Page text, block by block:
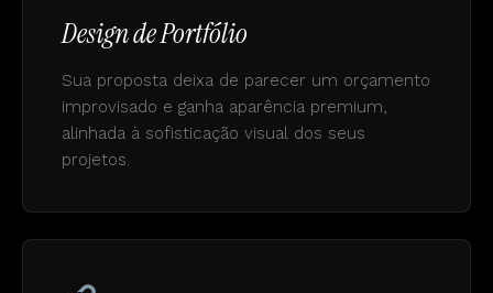
Design de Portfólio
Sua proposta deixa de parecer um orçamento
improvisado e ganha aparência premium,
alinhada à sofisticação visual dos seus
projetos.